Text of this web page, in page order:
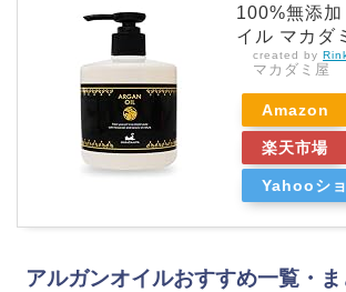
100%無添
イル マカダ
created by
マカダミ屋
Amazon
楽天市場
Yahooシ
アルガンオイルおすすめ一覧・